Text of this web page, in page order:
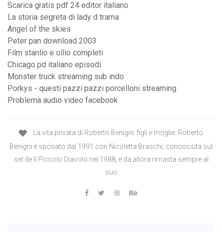
Scarica gratis pdf 24 editor italiano
La storia segreta di lady d trama
Angel of the skies
Peter pan download 2003
Film stanlio e ollio completi
Chicago pd italiano episodi
Monster truck streaming sub indo
Porkys - questi pazzi pazzi porcelloni streaming
Problema audio video facebook
La vita privata di Roberto Benigni: figli e moglie. Roberto
Benigni è sposato dal 1991 con Nicoletta Braschi, conosciuta sul
set de Il Piccolo Diavolo nel 1988, e da allora rimasta sempre al
suo